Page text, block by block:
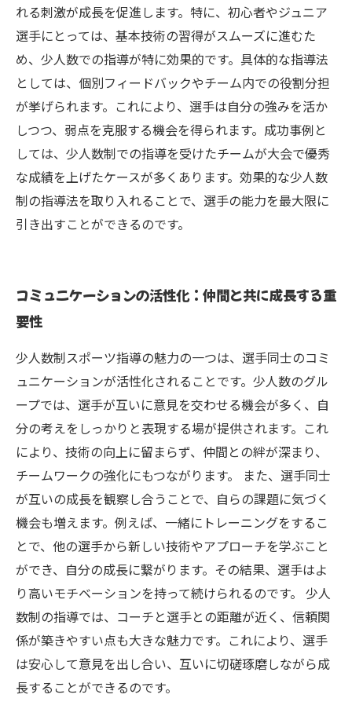
れる刺激が成長を促進します。特に、初心者やジュニア
選手にとっては、基本技術の習得がスムーズに進むた
め、少人数での指導が特に効果的です。具体的な指導法
としては、個別フィードバックやチーム内での役割分担
が挙げられます。これにより、選手は自分の強みを活か
しつつ、弱点を克服する機会を得られます。成功事例と
しては、少人数制での指導を受けたチームが大会で優秀
な成績を上げたケースが多くあります。効果的な少人数
制の指導法を取り入れることで、選手の能力を最大限に
引き出すことができるのです。
コミュニケーションの活性化：仲間と共に成長する重
要性
少人数制スポーツ指導の魅力の一つは、選手同士のコミ
ュニケーションが活性化されることです。少人数のグル
ープでは、選手が互いに意見を交わせる機会が多く、自
分の考えをしっかりと表現する場が提供されます。これ
により、技術の向上に留まらず、仲間との絆が深まり、
チームワークの強化にもつながります。 また、選手同士
が互いの成長を観察し合うことで、自らの課題に気づく
機会も増えます。例えば、一緒にトレーニングをするこ
とで、他の選手から新しい技術やアプローチを学ぶこと
ができ、自分の成長に繋がります。その結果、選手はよ
り高いモチベーションを持って続けられるのです。 少人
数制の指導では、コーチと選手との距離が近く、信頼関
係が築きやすい点も大きな魅力です。これにより、選手
は安心して意見を出し合い、互いに切磋琢磨しながら成
長することができるのです。